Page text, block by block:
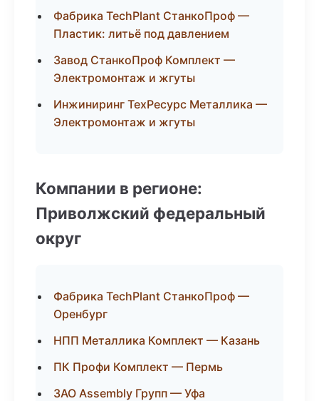
Фабрика TechPlant СтанкоПроф —
Пластик: литьё под давлением
Завод СтанкоПроф Комплект —
Электромонтаж и жгуты
Инжиниринг ТехРесурс Металлика —
Электромонтаж и жгуты
Компании в регионе:
Приволжский федеральный
округ
Фабрика TechPlant СтанкоПроф —
Оренбург
НПП Металлика Комплект — Казань
ПК Профи Комплект — Пермь
ЗАО Assembly Групп — Уфа